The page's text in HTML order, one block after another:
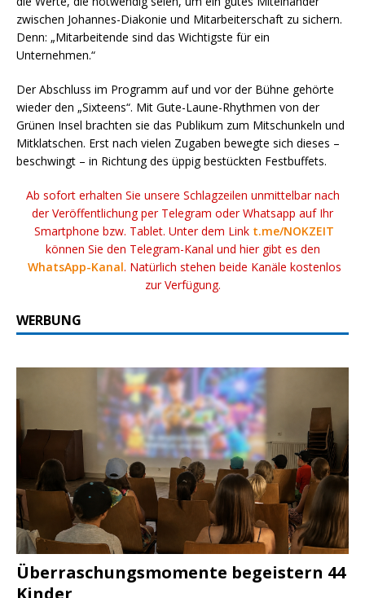
zwischen Johannes-Diakonie und Mitarbeiterschaft zu sichern.
Denn: „Mitarbeitende sind das Wichtigste für ein
Unternehmen.“
Der Abschluss im Programm auf und vor der Bühne gehörte
wieder den „Sixteens“. Mit Gute-Laune-Rhythmen von der
Grünen Insel brachten sie das Publikum zum Mitschunkeln und
Mitklatschen. Erst nach vielen Zugaben bewegte sich dieses –
beschwingt – in Richtung des üppig bestückten Festbuffets.
Ab sofort erhalten Sie unsere Schlagzeilen unmittelbar nach
der Veröffentlichung per Telegram oder Whatsapp auf Ihr
Smartphone bzw. Tablet. Unter dem Link t.me/NOKZEIT
können Sie den Telegram-Kanal und hier gibt es den
WhatsApp-Kanal. Natürlich stehen beide Kanäle kostenlos
zur Verfügung.
WERBUNG
Überraschungsmomente begeistern 44
Kinder